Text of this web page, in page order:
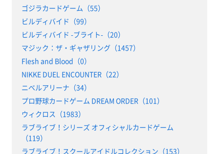
ゴジラカードゲーム（55）
ビルディバイド（99）
ビルディバイド -ブライト-（20）
マジック：ザ・ギャザリング（1457）
Flesh and Blood（0）
NIKKE DUEL ENCOUNTER（22）
ニベルアリーナ（34）
プロ野球カードゲーム DREAM ORDER（101）
ウィクロス（1983）
ラブライブ！シリーズ オフィシャルカードゲーム
（119）
ラブライブ！スクールアイドルコレクション（153）